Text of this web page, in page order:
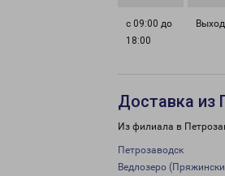
с 09:00 до
18:00
Доставка из
Из филиала в
Петрозаводск
Ведлозеро